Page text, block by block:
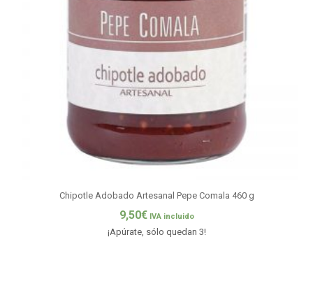
Chipotle Adobado Artesanal Pepe Comala 460 g
9,50€ IVA incluido
¡Apúrate, sólo quedan 3!